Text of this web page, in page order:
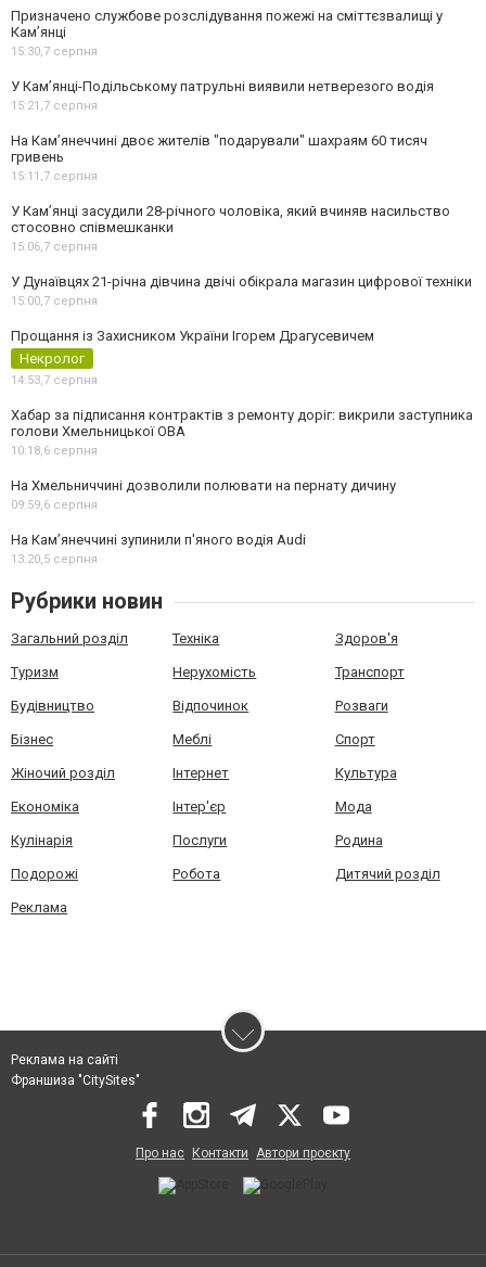
Призначено службове розслідування пожежі на сміттєзвалищі у
Кам’янці
15:30,7 серпня
У Кам’янці-Подільському патрульні виявили нетверезого водія
15:21,7 серпня
На Камʼянеччині двоє жителів "подарували" шахраям 60 тисяч
гривень
15:11,7 серпня
У Камʼянці засудили 28-річного чоловіка, який вчиняв насильство
стосовно співмешканки
15:06,7 серпня
У Дунаївцях 21-річна дівчина двічі обікрала магазин цифрової техніки
15:00,7 серпня
Прощання із Захисником України Ігорем Драгусевичем
Некролог
14:53,7 серпня
Хабар за підписання контрактів з ремонту доріг: викрили заступника
голови Хмельницької ОВА
10:18,6 серпня
На Хмельниччині дозволили полювати на пернату дичину
09:59,6 серпня
На Камʼянеччині зупинили п'яного водія Audi
13:20,5 серпня
Рубрики новин
Загальний розділ Техніка Здоров'я
Туризм Нерухомість Транспорт
Будівництво Відпочинок Розваги
Бізнес Меблі Спорт
Жіночий розділ Інтернет Культура
Економіка Інтер'єр Мода
Кулінарія Послуги Родина
Подорожі Робота Дитячий розділ
Реклама
Реклама на сайті
Франшиза "CitySites"
Про нас Контакти Автори проєкту